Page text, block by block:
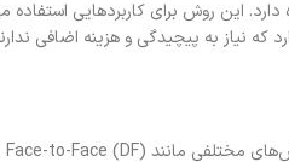
این روش برای کاربردهایی
نیاز به پیچیدگی و هزینه اضافی